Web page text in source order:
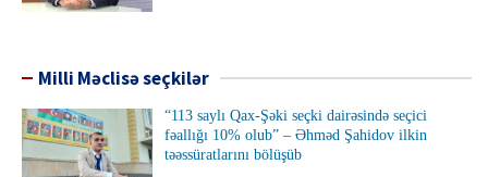
Milli Məclisə seçkilər
“113 saylı Qax-Şəki seçki dairəsində seçici
fəallığı 10% olub” – Əhməd Şahidov ilkin
təəssüratlarını bölüşüb